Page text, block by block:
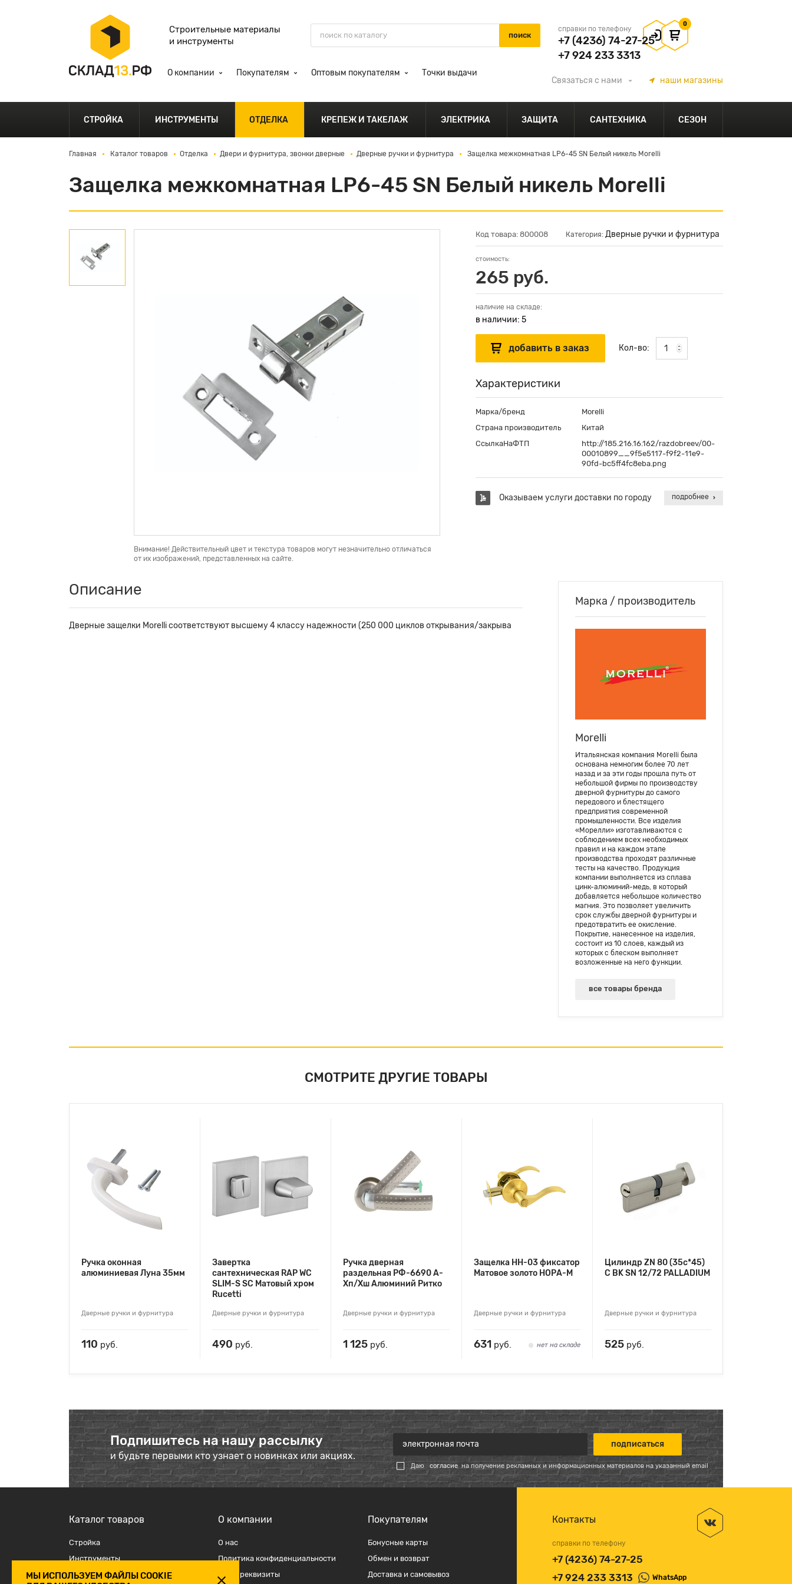
Строительные материалы
и инструменты
справки по телефону
+7 (4236) 74-27-25
+7 924 233 3313
0
О компании Покупателям Оптовым покупателям Точки выдачи
Связаться с нами наши магазины
СТРОЙКА ИНСТРУМЕНТЫ ОТДЕЛКА КРЕПЕЖ И ТАКЕЛАЖ ЭЛЕКТРИКА ЗАЩИТА САНТЕХНИКА СЕЗОН
Главная Каталог товаров Отделка Двери и фурнитура, звонки дверные Дверные ручки и фурнитура Защелка межкомнатная LP6-45 SN Белый никель Morelli
Защелка межкомнатная LP6-45 SN Белый никель Morelli
Внимание! Действительный цвет и текстура товаров могут незначительно отличаться
от их изображений, представленных на сайте.
Код товара: 800008 Категория: Дверные ручки и фурнитура
стоимость:
265 руб.
наличие на складе:
в наличии: 5
Кол-во:
Характеристики
Марка/бренд
Morelli
Страна производитель
Китай
СсылкаНаФТП
http://185.216.16.162/razdobreev/00-
00010899__9f5e5117-f9f2-11e9-
90fd-bc5ff4fc8eba.png
Оказываем услуги доставки по городу подробнее
Описание
Дверные защелки Morelli соответствуют высшему 4 классу надежности (250 000 циклов открывания/закрыва
Марка / производитель
Morelli
Итальянская компания Morelli была
основана немногим более 70 лет
назад и за эти годы прошла путь от
небольшой фирмы по производству
дверной фурнитуры до самого
передового и блестящего
предприятия современной
промышленности. Все изделия
«Морелли» изготавливаются с
соблюдением всех необходимых
правил и на каждом этапе
производства проходят различные
тесты на качество. Продукция
компании выполняется из сплава
цинк-алюминий-медь, в который
добавляется небольшое количество
магния. Это позволяет увеличить
срок службы дверной фурнитуры и
предотвратить ее окисление.
Покрытие, нанесенное на изделия,
состоит из 10 слоев, каждый из
которых с блеском выполняет
возложенные на него функции.
все товары бренда
СМОТРИТЕ ДРУГИЕ ТОВАРЫ
Ручка оконная
алюминиевая Луна 35мм
Дверные ручки и фурнитура
110 руб.
Завертка
сантехническая RAP WC
SLIM-S SC Матовый хром
Rucetti
Дверные ручки и фурнитура
490 руб.
Ручка дверная
раздельная РФ-6690 А-
Хп/Хш Алюминий Ритко
Дверные ручки и фурнитура
1 125 руб.
Защелка НН-03 фиксатор
Матовое золото НОРА-М
Дверные ручки и фурнитура
631 руб. нет на складе
Цилиндр ZN 80 (35с*45)
C BK SN 12/72 PALLADIUM
Дверные ручки и фурнитура
525 руб.
Подпишитесь на нашу рассылку
и будьте первыми кто узнает о новинках или акциях.
Даю согласие на получение рекламных и информационных материалов на указанный email
Контакты
справки по телефону
+7 (4236) 74-27-25
+7 924 233 3313
WhatsApp
Каталог товаров
Стройка
Инструменты
Отделка
О компании
О наc
Политика конфиденциальности
Наши реквизиты
Покупателям
Бонусные карты
Обмен и возврат
Доставка и самовывоз
МЫ ИСПОЛЬЗУЕМ ФАЙЛЫ COOKIE